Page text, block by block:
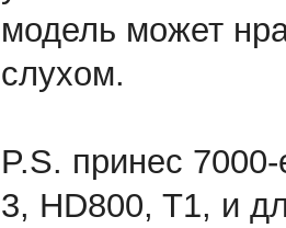
модель может
слухом.
P.S. принес
3, HD800, T1, и